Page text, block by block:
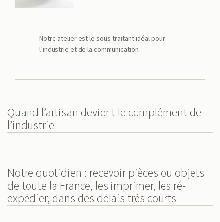
Notre atelier est le sous-traitant idéal pour
l’industrie et de la communication.
Quand l’artisan devient le complément de
l’industriel
Notre quotidien : recevoir pièces ou objets
de toute la France, les imprimer, les ré-
expédier, dans des délais très courts